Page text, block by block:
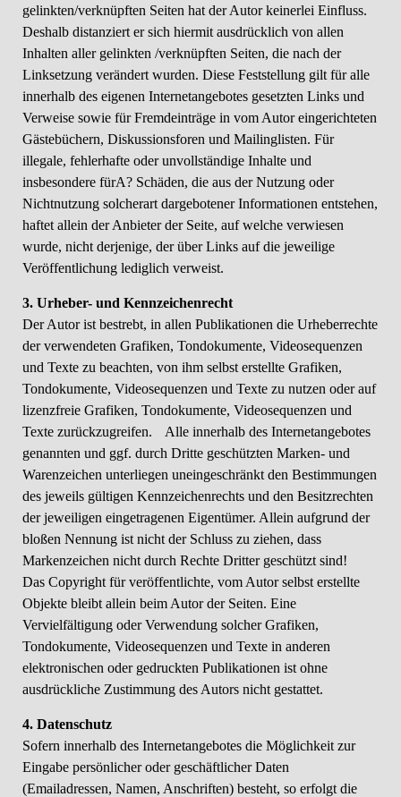
gelinkten/verknüpften Seiten hat der Autor keinerlei Einfluss.
Deshalb distanziert er sich hiermit ausdrücklich von allen
Inhalten aller gelinkten /verknüpften Seiten, die nach der
Linksetzung verändert wurden. Diese Feststellung gilt für alle
innerhalb des eigenen Internetangebotes gesetzten Links und
Verweise sowie für Fremdeinträge in vom Autor eingerichteten
Gästebüchern, Diskussionsforen und Mailinglisten. Für
illegale, fehlerhafte oder unvollständige Inhalte und
insbesondere fürA? Schäden, die aus der Nutzung oder
Nichtnutzung solcherart dargebotener Informationen entstehen,
haftet allein der Anbieter der Seite, auf welche verwiesen
wurde, nicht derjenige, der über Links auf die jeweilige
Veröffentlichung lediglich verweist.
3. Urheber- und Kennzeichenrecht
Der Autor ist bestrebt, in allen Publikationen die Urheberrechte
der verwendeten Grafiken, Tondokumente, Videosequenzen
und Texte zu beachten, von ihm selbst erstellte Grafiken,
Tondokumente, Videosequenzen und Texte zu nutzen oder auf
lizenzfreie Grafiken, Tondokumente, Videosequenzen und
Texte zurückzugreifen. Alle innerhalb des Internetangebotes
genannten und ggf. durch Dritte geschützten Marken- und
Warenzeichen unterliegen uneingeschränkt den Bestimmungen
des jeweils gültigen Kennzeichenrechts und den Besitzrechten
der jeweiligen eingetragenen Eigentümer. Allein aufgrund der
bloßen Nennung ist nicht der Schluss zu ziehen, dass
Markenzeichen nicht durch Rechte Dritter geschützt sind!
Das Copyright für veröffentlichte, vom Autor selbst erstellte
Objekte bleibt allein beim Autor der Seiten. Eine
Vervielfältigung oder Verwendung solcher Grafiken,
Tondokumente, Videosequenzen und Texte in anderen
elektronischen oder gedruckten Publikationen ist ohne
ausdrückliche Zustimmung des Autors nicht gestattet.
4. Datenschutz
Sofern innerhalb des Internetangebotes die Möglichkeit zur
Eingabe persönlicher oder geschäftlicher Daten
(Emailadressen, Namen, Anschriften) besteht, so erfolgt die